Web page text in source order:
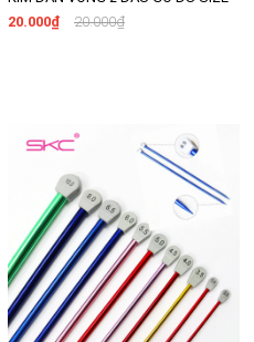
DÙNG ĐAN ÁO , ĐAN KHĂN , ĐAN
20.000₫ 20.000₫